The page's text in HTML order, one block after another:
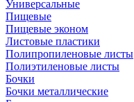
Универсальные
Пищевые
Пищевые эконом
Листовые пластики
Полипропиленовые листы
Полиэтиленовые листы
Бочки
Бочки металлические